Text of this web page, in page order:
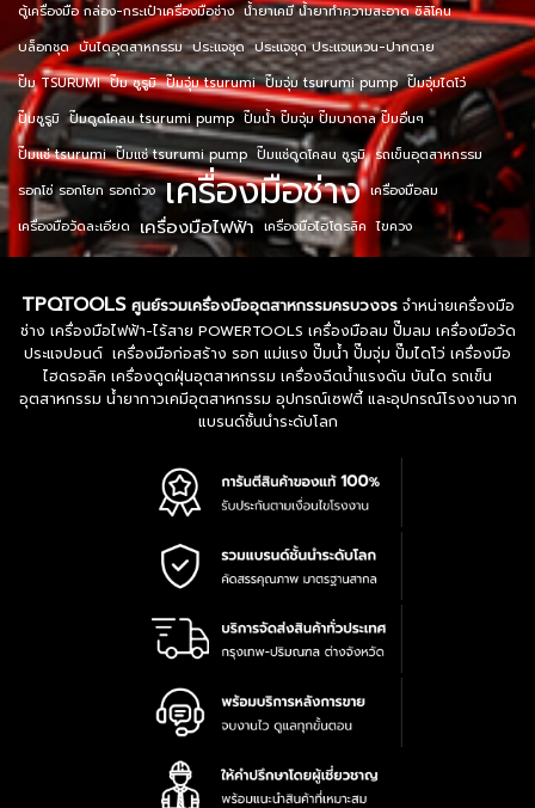
ตู้เครื่องมือ กล่อง-กระเป๋าเครื่องมือช่าง น้ำยาเคมี น้ำยาทำความสะอาด ซิลิโคน
บล็อกชุด บันไดอุตสาหกรรม ประแจชุด ประแจชุด ประแจแหวน-ปากตาย
ปั๊ม TSURUMI ปั๊ม ซูรูมิ ปั๊มจุ่ม tsurumi ปั๊มจุ่ม tsurumi pump ปั๊มจุ่มไดโว่
ปั๊มซูรูมิ ปั๊มดูดโคลน tsurumi pump ปั๊มน้ำ ปั๊มจุ่ม ปั๊มบาดาล ปั๊มอื่นๆ
ปั๊มแช่ tsurumi ปั๊มแช่ tsurumi pump ปั๊มแช่ดูดโคลน ซูรูมิ รถเข็นอุตสาหกรรม
รอกโซ่ รอกโยก รอกถ่วง เครื่องมือช่าง เครื่องมือลม
เครื่องมือวัดละเอียด เครื่องมือไฟฟ้า เครื่องมือไฮโดรลิค ไขควง
TPQTOOLS ศูนย์รวมเครื่องมืออุตสาหกรรมครบวงจรจำหน่ายเครื่องมือ
ช่าง เครื่องมือไฟฟ้า-ไร้สาย POWERTOOLS เครื่องมือลม ปั๊มลม เครื่องมือวัด
ประแจปอนด์ เครื่องมือก่อสร้าง รอก แม่แรง ปั๊มน้ำ ปั๊มจุ่ม ปั๊มไดโว่ เครื่องมือ
ไฮดรอลิค เครื่องดูดฝุ่นอุตสาหกรรม เครื่องฉีดน้ำแรงดัน บันได รถเข็น
อุตสาหกรรม น้ำยากาวเคมีอุตสาหกรรม อุปกรณ์เซฟตี้ และอุปกรณ์โรงงานจาก
แบรนด์ชั้นนำระดับโลก